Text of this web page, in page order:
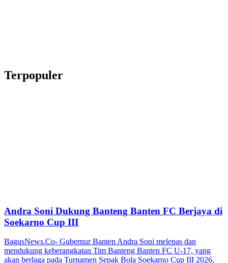
Terpopuler
Andra Soni Dukung Banteng Banten FC Berjaya di
Soekarno Cup III
BagusNews.Co- Gubernur Banten Andra Soni melepas dan
mendukung keberangkatan Tim Banteng Banten FC U-17, yang
akan berlaga pada Turnamen Sepak Bola Soekarno Cup III 2026,